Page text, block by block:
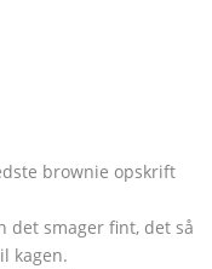
brownie opskrift
det smager fint, det så
kagen.